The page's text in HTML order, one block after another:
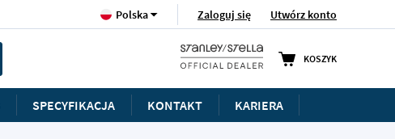
Zaloguj się Utwórz konto
Polska
KOSZYK
SPECYFIKACJA KONTAKT KARIERA